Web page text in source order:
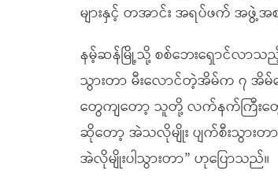
များနှင့် တအာင်း အရပ်ဖက် အဖွဲ့အ
နမ့်ဆန်မြို့သို့ စစ်ဘေးရှောင်လာသ
သွားတာ မီးလောင်တဲ့အိမ်က ၇ အိမ်လ
တွေကျတော့ သူတို့ လက်နက်ကြီး
ဆိုတော့ အဲသလိုမျိုး ပျက်စီးသွား
အဲလိုမျိုးပါသွားတာ” ဟုပြောသည်။